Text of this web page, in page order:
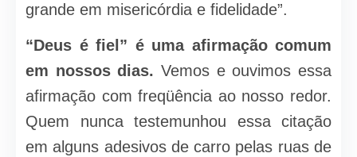
grande em misericórdia e fidelidade”.
“Deus é fiel” é uma afirmação comum
em nossos dias. Vemos e ouvimos essa
afirmação com freqüência ao nosso redor.
Quem nunca testemunhou essa citação
em alguns adesivos de carro pelas ruas de